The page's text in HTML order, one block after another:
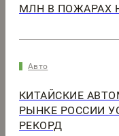
МЛН В ПОЖАРАХ
Авто
КИТАЙСКИЕ
РЫНКЕ РОССИИ
РЕКОРД